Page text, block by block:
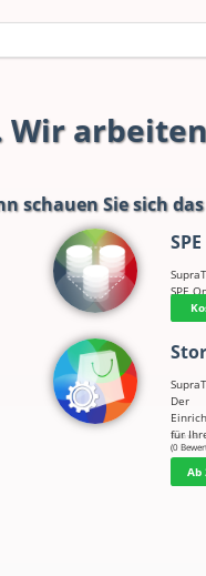
schauen Sie sich das
SPE
Der
für
☆☆☆ ☆☆
(0
Ab